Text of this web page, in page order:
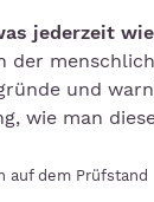
jederzeit
und
wie man
auf dem Prüfstand